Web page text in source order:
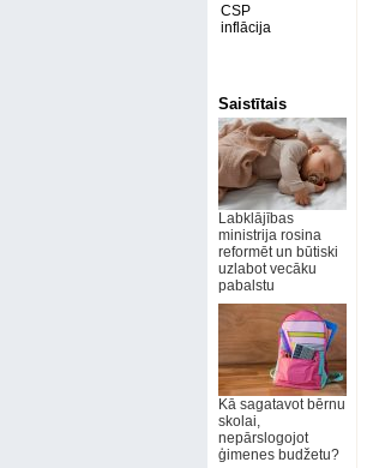
CSP
inflācija
Saistītais
Labklājības
ministrija rosina
reformēt un būtiski
uzlabot vecāku
pabalstu
Kā sagatavot bērnu
skolai,
nepārslogojot
ģimenes budžetu?